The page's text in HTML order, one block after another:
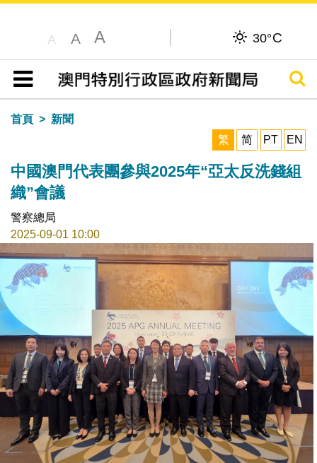
A A A 30°C
目錄
搜尋
首頁
新聞
繁
简 PT EN
中國澳門代表團參與2025年“亞太反洗錢組
織”會議
警察總局
2025-09-01 10:00